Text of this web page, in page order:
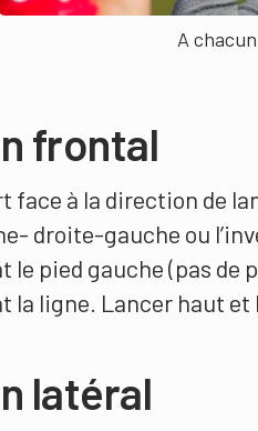
A
frontal
face à la direction de
droite-gauche ou
le pied gauche (pas de
la ligne. Lancer haut et
latéral